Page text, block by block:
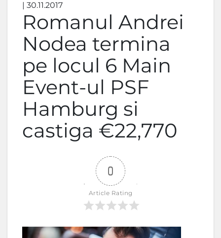
| 30.11.2017
Romanul Andrei
Nodea termina
pe locul 6 Main
Event-ul PSF
Hamburg si
castiga €22,770
0
Article Rating